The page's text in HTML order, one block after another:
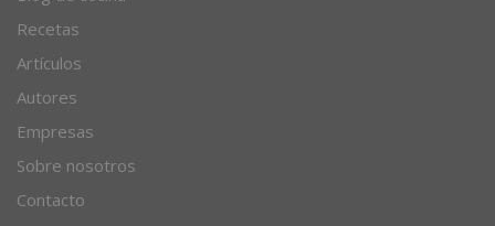
Blog de cocina
Recetas
Artículos
Autores
Empresas
Sobre nosotros